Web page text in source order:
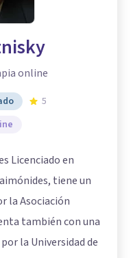
online
5
Licenciado en
tiene un
la Asociación
también con una
la Universidad de